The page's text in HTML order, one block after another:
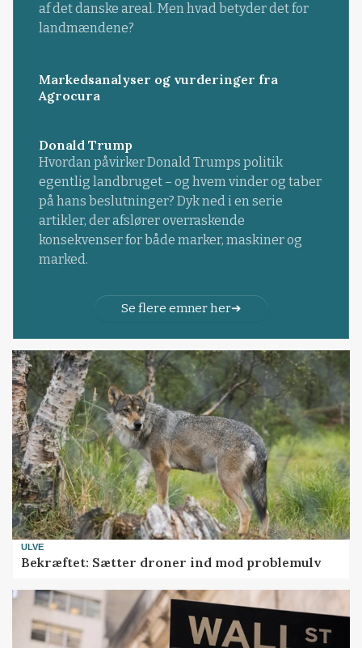
af det danske areal. Men hvad betyder det for
landmændene?
Markedsanalyser og vurderinger fra
Agrocura
Donald Trump
Hvordan påvirker Donald Trumps politik
egentlig landbruget – og hvem vinder og taber
på hans beslutninger? Dyk ned i en serie
artikler, der afslører overraskende
konsekvenser for både marker, maskiner og
marked.
Se flere emner her
ULVE
Bekræftet: Sætter droner ind mod problemulv